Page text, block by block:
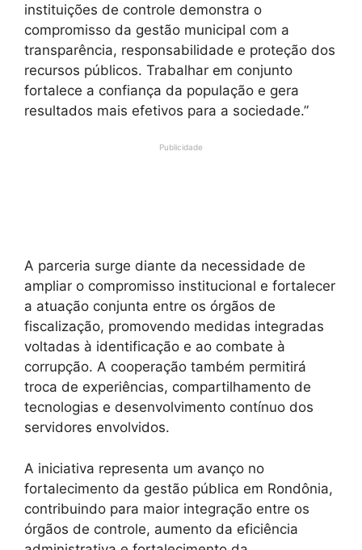
instituições de controle demonstra o
compromisso da gestão municipal com a
transparência, responsabilidade e proteção dos
recursos públicos. Trabalhar em conjunto
fortalece a confiança da população e gera
resultados mais efetivos para a sociedade.”
Publicidade
A parceria surge diante da necessidade de
ampliar o compromisso institucional e fortalecer
a atuação conjunta entre os órgãos de
fiscalização, promovendo medidas integradas
voltadas à identificação e ao combate à
corrupção. A cooperação também permitirá
troca de experiências, compartilhamento de
tecnologias e desenvolvimento contínuo dos
servidores envolvidos.
A iniciativa representa um avanço no
fortalecimento da gestão pública em Rondônia,
contribuindo para maior integração entre os
órgãos de controle, aumento da eficiência